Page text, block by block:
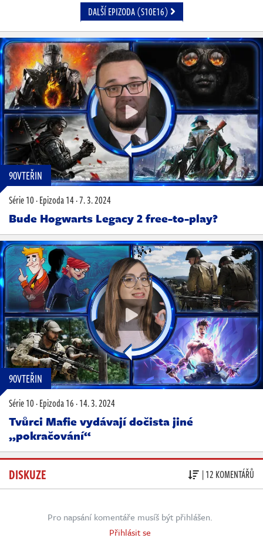
DALŠÍ EPIZODA (S10E16)
90VTEŘIN
Série 10·Epizoda 14·7. 3. 2024
Bude Hogwarts Legacy 2 free-to-play?
90VTEŘIN
Série 10·Epizoda 16·14. 3. 2024
Tvůrci Mafie vydávají dočista jiné
„pokračování“
DISKUZE | 12 KOMENTÁŘŮ
Pro napsání komentáře musíš být přihlášen.
Přihlásit se